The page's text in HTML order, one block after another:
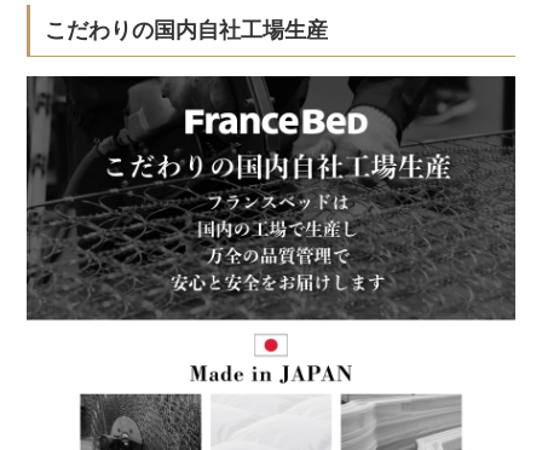
こだわりの国内自社工場生産